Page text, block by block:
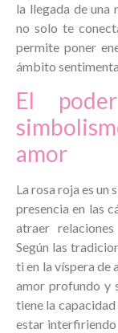
la llegada de una
no solo te
permite poner
ámbito
El
amor
La rosa roja es un
presencia en las
atraer
Según las
ti en la víspera de
amor profundo y
tiene la
estar interfiriendo